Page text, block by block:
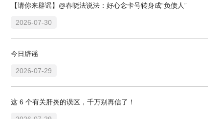
【请你来辟谣】@春晓法说法：好心念卡号转身成“负债人”
2026-07-30
今日辟谣
2026-07-29
这 6 个有关肝炎的误区，千万别再信了！